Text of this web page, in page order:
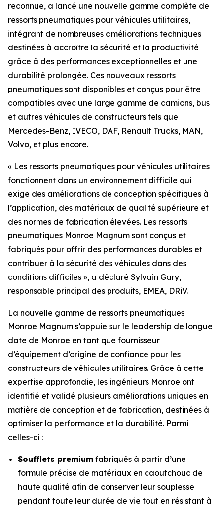
reconnue, a lancé une nouvelle gamme complète de
ressorts pneumatiques pour véhicules utilitaires,
intégrant de nombreuses améliorations techniques
destinées à accroître la sécurité et la productivité
grâce à des performances exceptionnelles et une
durabilité prolongée. Ces nouveaux ressorts
pneumatiques sont disponibles et conçus pour être
compatibles avec une large gamme de camions, bus
et autres véhicules de constructeurs tels que
Mercedes-Benz, IVECO, DAF, Renault Trucks, MAN,
Volvo, et plus encore.
« Les ressorts pneumatiques pour véhicules utilitaires
fonctionnent dans un environnement difficile qui
exige des améliorations de conception spécifiques à
l’application, des matériaux de qualité supérieure et
des normes de fabrication élevées. Les ressorts
pneumatiques Monroe Magnum sont conçus et
fabriqués pour offrir des performances durables et
contribuer à la sécurité des véhicules dans des
conditions difficiles », a déclaré Sylvain Gary,
responsable principal des produits, EMEA, DRiV.
La nouvelle gamme de ressorts pneumatiques
Monroe Magnum s’appuie sur le leadership de longue
date de Monroe en tant que fournisseur
d’équipement d’origine de confiance pour les
constructeurs de véhicules utilitaires. Grâce à cette
expertise approfondie, les ingénieurs Monroe ont
identifié et validé plusieurs améliorations uniques en
matière de conception et de fabrication, destinées à
optimiser la performance et la durabilité. Parmi
celles-ci :
Soufflets premium fabriqués à partir d’une
formule précise de matériaux en caoutchouc de
haute qualité afin de conserver leur souplesse
pendant toute leur durée de vie tout en résistant à